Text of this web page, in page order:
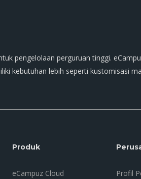
pengelolaan perguruan tinggi.
kebutuhan lebih seperti kustomisasi
Produk
eCampuz Cloud Profil